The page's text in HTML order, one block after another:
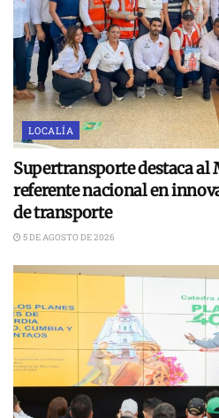
LOCALÍA
Supertransporte destaca al
referente nacional en
de transporte
5 DE AGOSTO DE 2026